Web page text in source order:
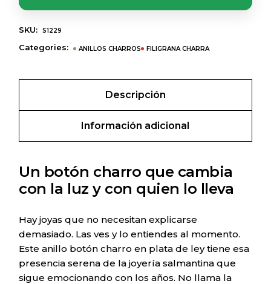
SKU: S1229
Categories: ANILLOS CHARROS FILIGRANA CHARRA
Descripción
Información adicional
Un botón charro que cambia
con la luz y con quien lo lleva
Hay joyas que no necesitan explicarse
demasiado. Las ves y lo entiendes al momento.
Este anillo botón charro en plata de ley tiene esa
presencia serena de la joyería salmantina que
sigue emocionando con los años. No llama la